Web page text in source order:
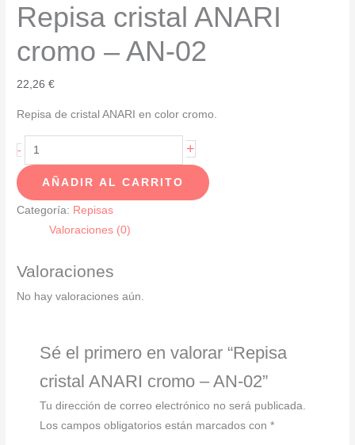
Repisa cristal ANARI
cromo – AN-02
22,26€
Repisa de cristal ANARI en color cromo.
-
Repisa
cristal
ANARI
cromo
02
+
AÑADIR AL CARRITO
Categoría: Repisas
Valoraciones (0)
Valoraciones
No hay valoraciones aún.
Sé el primero en valorar “Repisa
cristal ANARI cromo – AN-02”
Tu dirección de correo electrónico no será publicada.
Los campos obligatorios están marcados con*